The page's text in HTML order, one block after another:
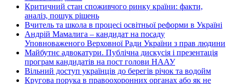
Критичний стан споживчого ринку країни: факти,
аналіз, пошук рішень
Вчитель та школа в процесі освітньої реформи в Україні
Андрій Мамалига – кандидат на посаду
Уповноваженого Верховної Ради України з прав людини
Майбутнє адвокатури. Публічна дискусія і презентація
програм кандидатів на пост голови НААУ
Вільний доступ українців до берегів річок та водойм
Кругова порука в правоохоронних органах або як не